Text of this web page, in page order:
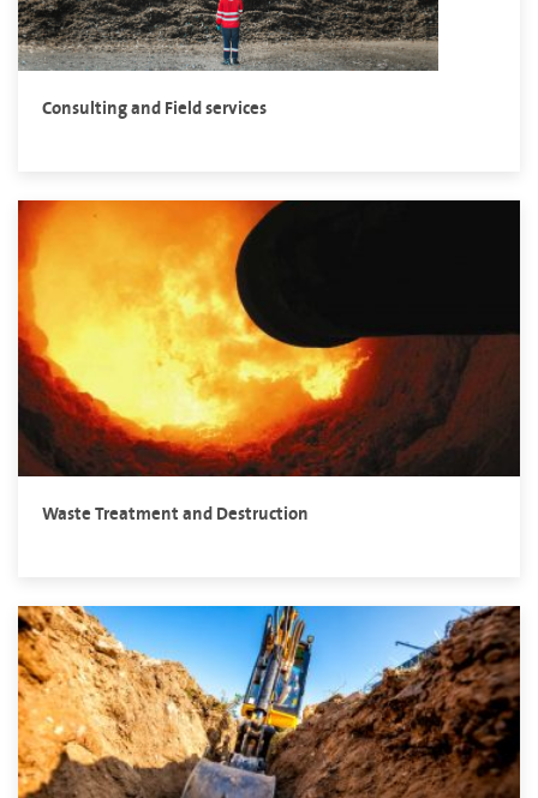
Consulting and Field services
Waste Treatment and Destruction